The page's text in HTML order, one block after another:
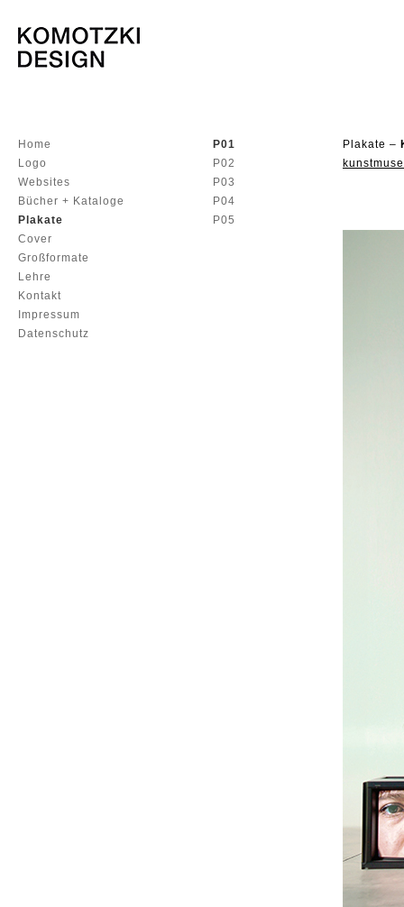
Home
Logo
Websites
Bücher + Kataloge
Plakate
Cover
Großformate
Lehre
Kontakt
Impressum
Datenschutz
P01
P02
P03
P04
P05
Plakate –